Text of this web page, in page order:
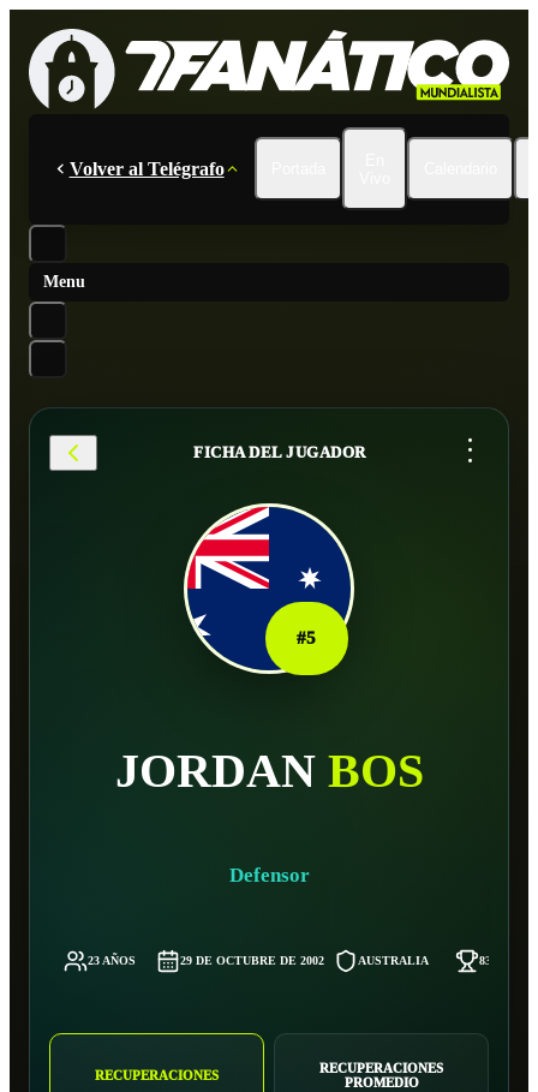
Volver al Telégrafo
Menu
FICHA DEL JUGADOR ...
#5
JORDAN BOS
Defensor
23 AÑOS 29 DE OCTUBRE DE 2002 AUSTRALIA 83 KG
RECUPERACIONES
RECUPERACIONES
PROMEDIO